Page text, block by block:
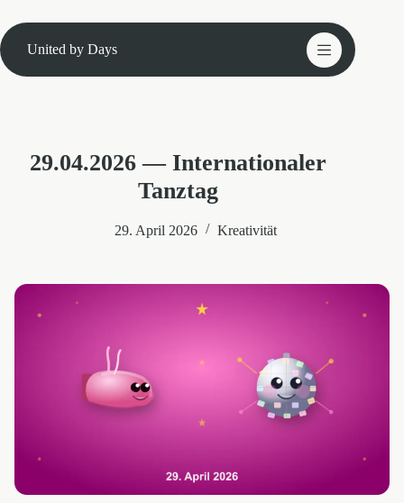
Inhalt
springen
United by Days
29.04.2026 — Internationaler
Tanztag
29. April 2026 Kreativität